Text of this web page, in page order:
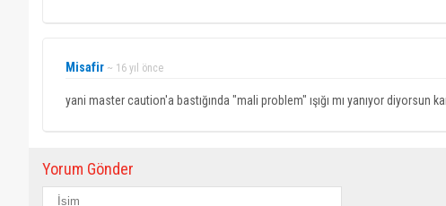
Misafir ~ 16 yıl önce
yani master caution'a bastığında "mali problem" ışığı mı yanıyor diyorsun
Yorum Gönder